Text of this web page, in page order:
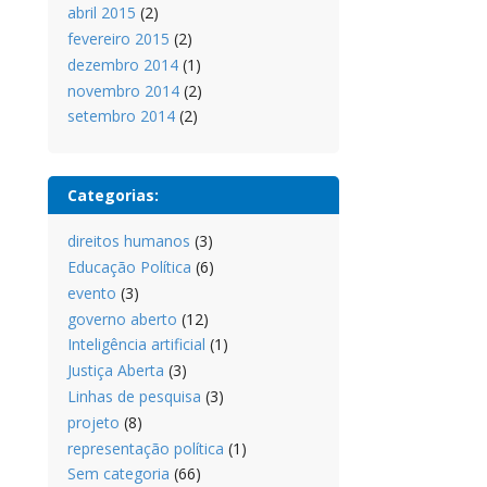
abril 2015 (2)
fevereiro 2015 (2)
dezembro 2014(1)
novembro 2014(2)
setembro 2014(2)
Categorias:
direitos humanos (3)
Educação Política (6)
evento (3)
governo aberto (12)
Inteligência artificial (1)
Justiça Aberta (3)
Linhas de pesquisa (3)
projeto (8)
representação política (1)
Sem categoria (66)